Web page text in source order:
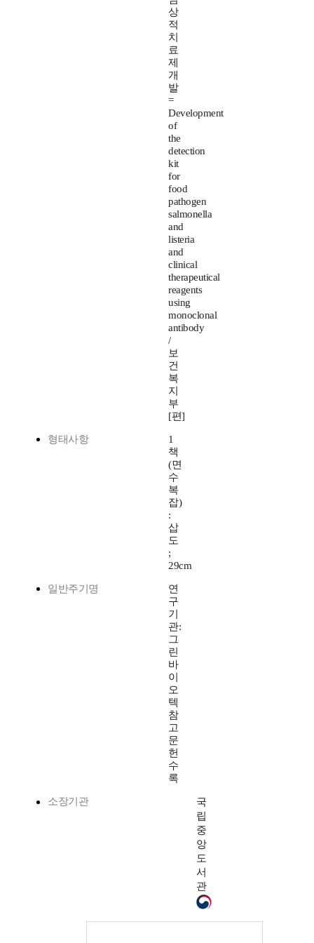
상
적
치
료
제
개
발
=
Development
of
the
detection
kit
for
food
pathogen
salmonella
and
listeria
and
clinical
therapeutical
reagents
using
monoclonal
antibody
/
보
건
복
지
부
[편]
형태사항
1
책
(면
수
복
잡)
:
삽
도
;
29cm
일반주기명
연
구
기
관:
그
린
바
이
오
텍
참
고
문
헌
수
록
소장기관
국
립
중
앙
도
서
관